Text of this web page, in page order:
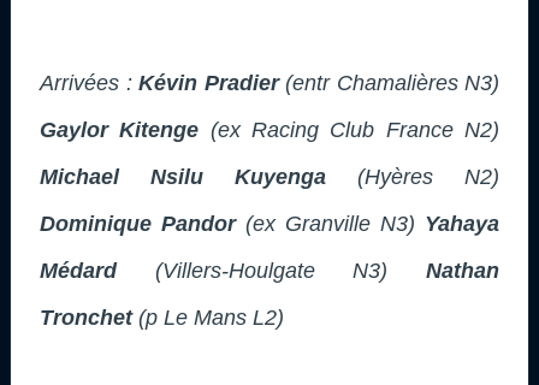
Arrivées : Kévin Pradier(entr Chamalières N3)
Gaylor Kitenge (ex Racing Club France N2)
Michael Nsilu Kuyenga (Hyères N2)
Dominique Pandor(ex Granville N3) Yahaya
Médard(Villers-Houlgate N3) Nathan
Tronchet(p Le Mans L2)